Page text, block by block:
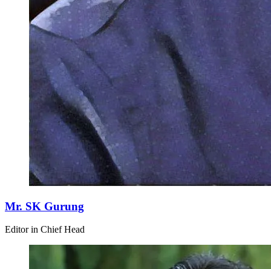
Mr. SK Gurung
Editor in Chief Head